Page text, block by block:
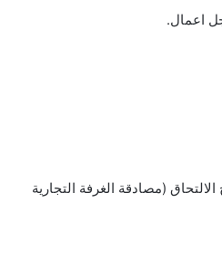
اعمال.
(مصادقة الغرفة التجارية